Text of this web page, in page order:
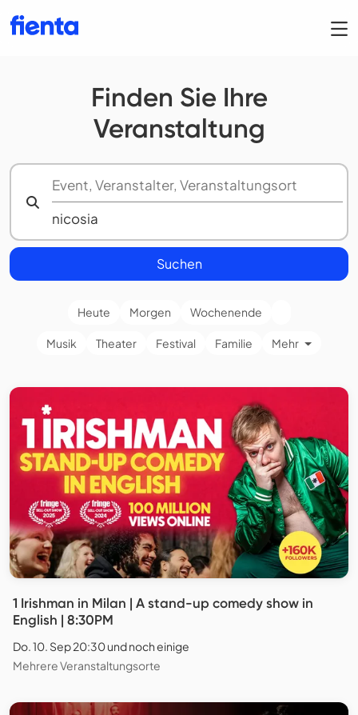
Finden Sie Ihre
Veranstaltung
Suchen
Heute Morgen Wochenende
Musik Theater Festival Familie Mehr
1 Irishman in Milan | A stand-up comedy show in
English | 8:30PM
Do. 10. Sep 20:30 und noch einige
Mehrere Veranstaltungsorte